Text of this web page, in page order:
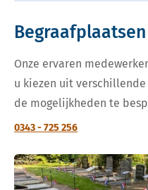
Onze ervaren
u kiezen uit
de mogelijkheden te
0343 - 725 256